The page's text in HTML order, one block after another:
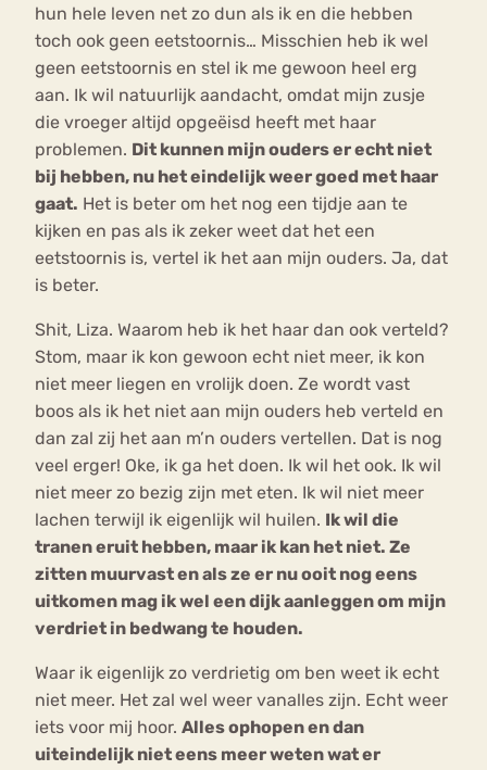
hun hele leven net zo dun als ik en die hebben
toch ook geen eetstoornis… Misschien heb ik wel
geen eetstoornis en stel ik me gewoon heel erg
aan. Ik wil natuurlijk aandacht, omdat mijn zusje
die vroeger altijd opgeëisd heeft met haar
problemen. Dit kunnen mijn ouders er echt niet
bij hebben, nu het eindelijk weer goed met haar
gaat. Het is beter om het nog een tijdje aan te
kijken en pas als ik zeker weet dat het een
eetstoornis is, vertel ik het aan mijn ouders. Ja, dat
is beter.
Shit, Liza. Waarom heb ik het haar dan ook verteld?
Stom, maar ik kon gewoon echt niet meer, ik kon
niet meer liegen en vrolijk doen. Ze wordt vast
boos als ik het niet aan mijn ouders heb verteld en
dan zal zij het aan m’n ouders vertellen. Dat is nog
veel erger! Oke, ik ga het doen. Ik wil het ook. Ik wil
niet meer zo bezig zijn met eten. Ik wil niet meer
lachen terwijl ik eigenlijk wil huilen. Ik wil die
tranen eruit hebben, maar ik kan het niet. Ze
zitten muurvast en als ze er nu ooit nog eens
uitkomen mag ik wel een dijk aanleggen om mijn
verdriet in bedwang te houden.
Waar ik eigenlijk zo verdrietig om ben weet ik echt
niet meer. Het zal wel weer vanalles zijn. Echt weer
iets voor mij hoor. Alles ophopen en dan
uiteindelijk niet eens meer weten wat er